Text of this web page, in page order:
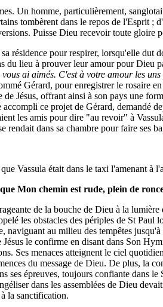
Un homme, particulièrement,
tombèrent dans le repos de l'Esprit ;
Puisse Dieu recevoir toute gloire
résidence pour respirer, lorsqu'elle
du lieu à prouver leur amour pour Dieu
ai aimés. C'est à votre amour les
Gérard, pour enregistrer le rosaire
Jésus, offrant ainsi à son pays une
ce projet de Gérard, demandé
les amis pour dire "au revoir" à
rendait dans sa chambre pour faire ses
Vassula était dans le taxi l'amenant à
Mon chemin est rude, plein de
de la bouche de Dieu à la
les obstacles des périples de St
naviguant au milieu des tempêtes
le confirme en disant dans Son
Ses menaces atteignent le ciel
du message de Dieu. De plus, la
ses épreuves, toujours confiante
dans les assemblées de Dieu
la sanctification.